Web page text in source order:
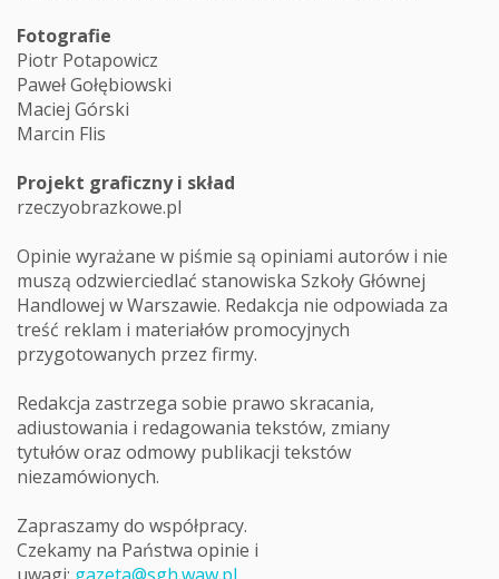
Fotografie
Piotr Potapowicz
Paweł Gołębiowski
Maciej Górski
Marcin Flis
Projekt graficzny i skład
rzeczyobrazkowe.pl
Opinie wyrażane w piśmie są opiniami autorów i nie
muszą odzwierciedlać stanowiska Szkoły Głównej
Handlowej w Warszawie. Redakcja nie odpowiada za
treść reklam i materiałów promocyjnych
przygotowanych przez firmy.
Redakcja zastrzega sobie prawo skracania,
adiustowania i redagowania tekstów, zmiany
tytułów oraz odmowy publikacji tekstów
niezamówionych.
Zapraszamy do współpracy.
Czekamy na Państwa opinie i